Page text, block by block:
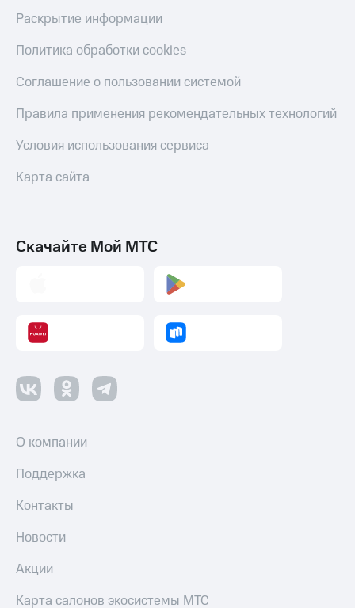
Раскрытие информации
Политика обработки cookies
Соглашение о пользовании системой
Правила применения рекомендательных технологий
Условия использования сервиса
Карта сайта
Скачайте Мой МТС
О компании
Поддержка
Контакты
Новости
Акции
Карта салонов экосистемы МТС